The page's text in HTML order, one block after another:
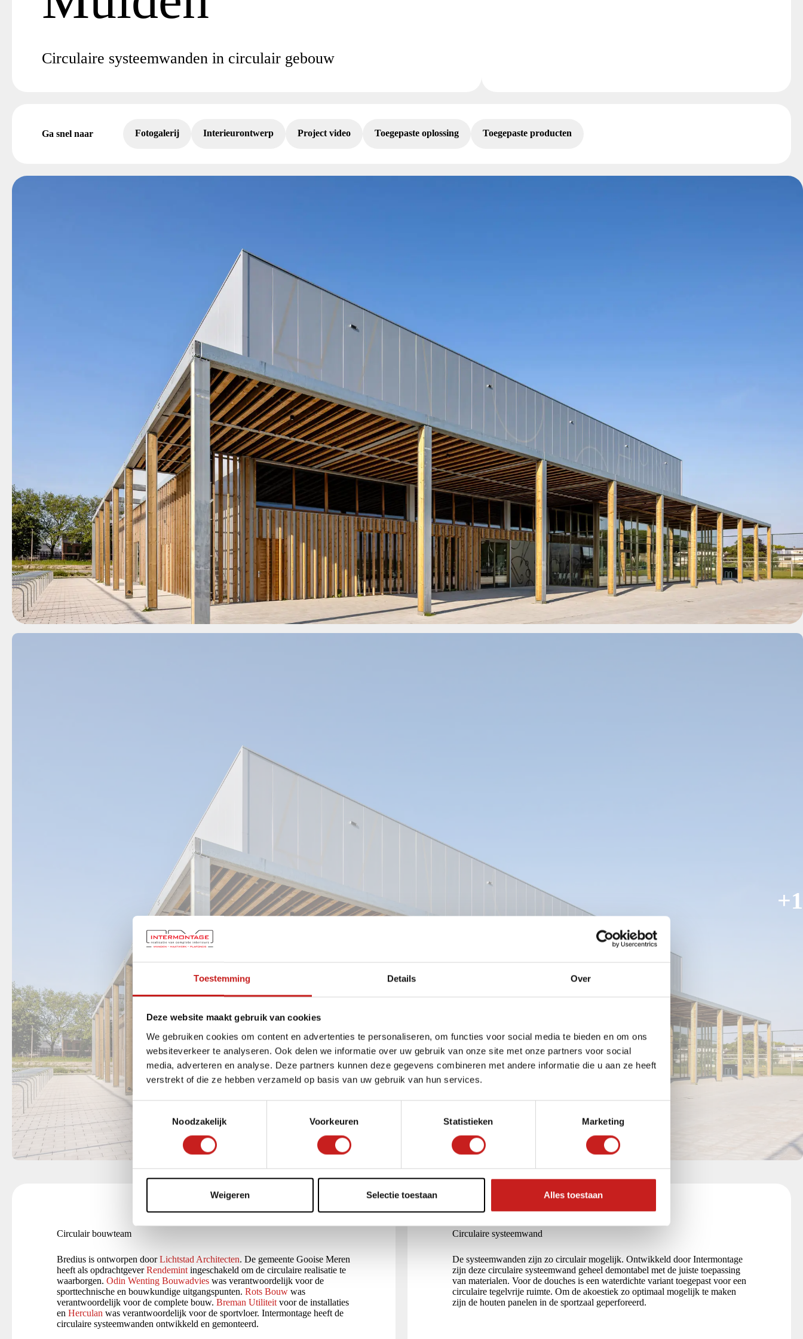
Toestemming Details Over
Deze website maakt gebruik van cookies
We gebruiken cookies om content en advertenties te personaliseren, om functies voor social media te bieden en om ons
websiteverkeer te analyseren. Ook delen we informatie over uw gebruik van onze site met onze partners voor social
media, adverteren en analyse. Deze partners kunnen deze gegevens combineren met andere informatie die u aan ze heeft
verstrekt of die ze hebben verzameld op basis van uw gebruik van hun services.
T
i
s
s
e
l
e
Noodzakelijk Voorkeuren Statistieken Marketing
Weigeren Selectie toestaan Alles toestaan
Circulaire systeemwanden in circulair gebouw
Ga snel naar Fotogalerij Interieurontwerp Project video Toegepaste oplossing Toegepaste producten
+1
Circulair bouwteam
Bredius is ontworpen doorLichtstad Architecten. De gemeente Gooise Meren
heeft als opdrachtgeverRendemint ingeschakeld om de circulaire realisatie te
waarborgen. Odin Wenting Bouwadvies was verantwoordelijk voor de
sporttechnische en bouwkundige uitgangspunten. Rots Bouw was
verantwoordelijk voor de complete bouw. Breman Utiliteit voor de installaties
en Herculan was verantwoordelijk voor de sportvloer. Intermontage heeft de
circulaire systeemwanden ontwikkeld en gemonteerd.
Circulaire systeemwand
De systeemwanden zijn zo circulair mogelijk. Ontwikkeld door Intermontage
zijn deze circulaire systeemwand geheel demontabel met de juiste toepassing
van materialen. Voor de douches is een waterdichte variant toegepast voor een
circulaire tegelvrije ruimte. Om de akoestiek zo optimaal mogelijk te maken
zijn de houten panelen in de sportzaal geperforeerd.